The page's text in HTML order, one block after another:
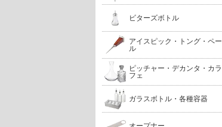
ビターズボトル
アイスピック・トング・ペー
ル
ピッチャー・デカンタ・カラ
フェ
ガラスボトル・各種容器